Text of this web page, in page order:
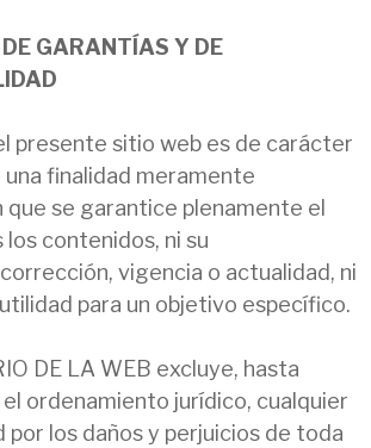
GARANTÍAS Y DE
presente sitio web es de carácter
finalidad meramente
se garantice plenamente el
contenidos, ni su
vigencia o actualidad, ni
para un objetivo específico.
DE LA WEB excluye, hasta
ordenamiento jurídico, cualquier
por los daños y perjuicios de toda